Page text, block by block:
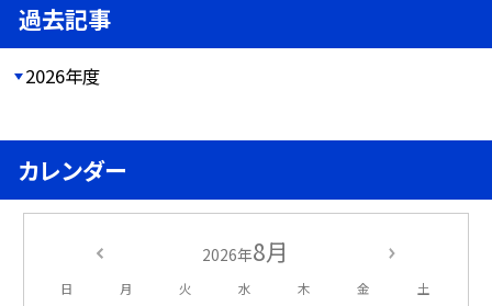
過去記事
2026年度
カレンダー
2026年8月
日 月 火 水 木 金 土